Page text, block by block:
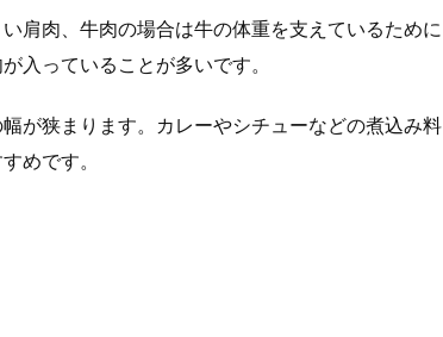
肩肉、牛肉の場合は牛の体重を支えているために
入っていることが多いです。
が狭まります。カレーやシチューなどの煮込み料
めです。